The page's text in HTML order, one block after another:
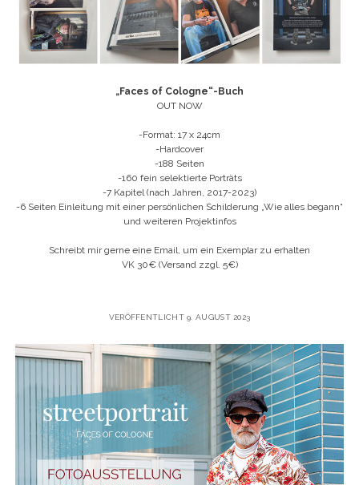
„Faces of Cologne“-Buch
OUT NOW
-Format: 17 x 24cm
-Hardcover
-188 Seiten
-160 fein selektierte Porträts
-7 Kapitel (nach Jahren, 2017-2023)
-6 Seiten Einleitung mit einer persönlichen Schilderung „Wie alles begann“
und weiteren Projektinfos
Schreibt mir gerne eine Email, um ein Exemplar zu erhalten
VK 30€ (Versand zzgl. 5€)
VERÖFFENTLICHT 9. AUGUST 2023